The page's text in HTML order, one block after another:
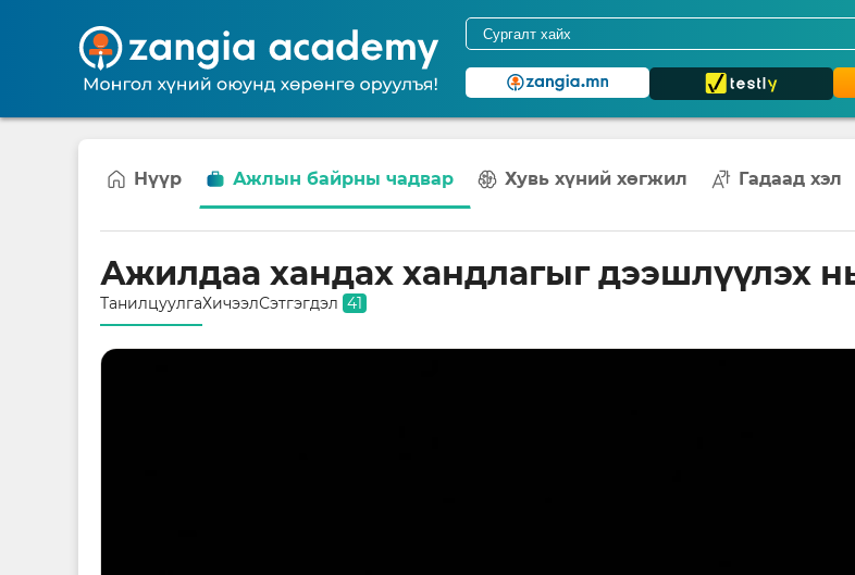
Нүүр Ажлын байрны чадвар Хувь хүний хөгжил Гадаад хэл
Ажилдаа хандах хандлагыг дээшлүүлэх
ТанилцуулгаХичээлСэтгэгдэл 41